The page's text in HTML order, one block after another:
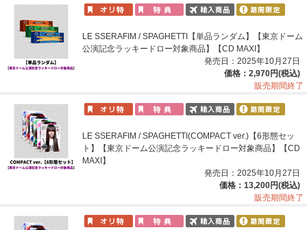
LE SSERAFIM / SPAGHETTI【単品ランダム】【東京ドーム
公演記念ラッキードロー対象商品】【CD MAXI】
発売日：2025年10月27日
価格：2,970円(税込)
販売期間終了
LE SSERAFIM / SPAGHETTI(COMPACT ver.)【6形態セッ
ト】【東京ドーム公演記念ラッキードロー対象商品】【CD
MAXI】
発売日：2025年10月27日
価格：13,200円(税込)
販売期間終了